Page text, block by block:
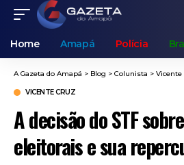
Home Amapá Polícia
A Gazeta do Amapá > Blog > Colunista > Vicente
VICENTE CRUZ
A decisão do STF
eleitorais e sua